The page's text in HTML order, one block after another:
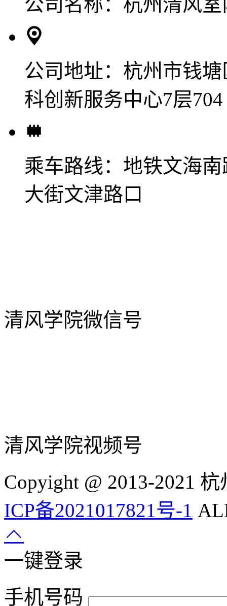
公司地址： 杭州市钱
科创新服务中心7层704
乘车路线： 地铁文海
大街文津路口
清风学院微信号
清风学院视频号
Copyight @ 2013-2021
ICP备2021017821号-1
一键登录
手机号码